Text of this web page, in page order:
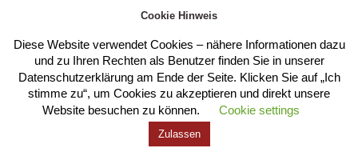
Kloster Heilig Kreuz |Impressum
Cookie Hinweis
Diese Website verwendet Cookies – nähere Informationen dazu
und zu Ihren Rechten als Benutzer finden Sie in unserer
Datenschutzerklärung am Ende der Seite. Klicken Sie auf „Ich
stimme zu“, um Cookies zu akzeptieren und direkt unsere
Website besuchen zu können.
Cookie settings
Zulassen